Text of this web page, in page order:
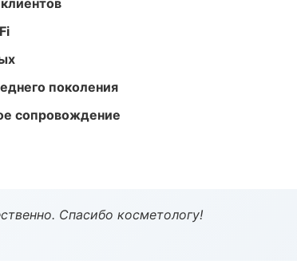
поколения
сопровождение
Спасибо косметологу!